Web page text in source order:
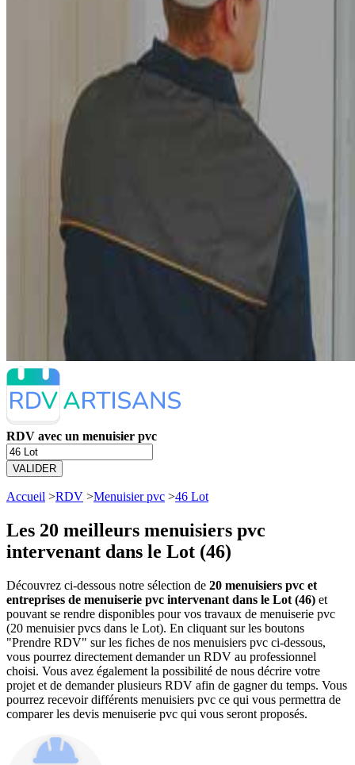
RDV avec un menuisier pvc
VALIDER
Accueil >RDV >Menuisier pvc >46 Lot
Les 20 meilleurs menuisiers pvc
intervenant dans le Lot (46)
Découvrez ci-dessous notre sélection de 20 menuisiers pvc et
entreprises de menuiserie pvc intervenant dans le Lot (46) et
pouvant se rendre disponibles pour vos travaux de menuiserie pvc
(20 menuisier pvcs dans le Lot). En cliquant sur les boutons
"Prendre RDV" sur les fiches de nos menuisiers pvc ci-dessous,
vous pourrez directement demander un RDV au professionnel
choisi. Vous avez également la possibilité de nous décrire votre
projet et de demander plusieurs RDV afin de gagner du temps. Vous
pourrez recevoir différents menuisiers pvc ce qui vous permettra de
comparer les devis menuiserie pvc qui vous seront proposés.